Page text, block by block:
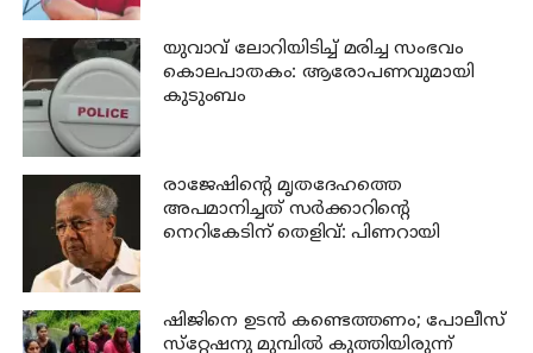
യുവാവ് ലോറിയിടിച്ച് മരിച്ച സംഭവം
കൊലപാതകം: ആരോപണവുമായി
കുടുംബം
രാജേഷിന്റെ മൃതദേഹത്തെ
അപമാനിച്ചത് സര്‍ക്കാറിന്റെ
നെറികേടിന് തെളിവ്: പിണറായി
ഷിജിനെ ഉടന്‍ കണ്ടെത്തണം; പോലീസ്
സ്‌റ്റേഷനു മുമ്പില്‍ കുത്തിയിരുന്ന്